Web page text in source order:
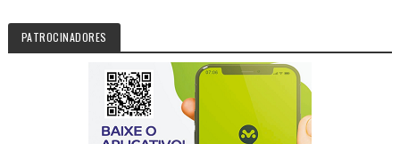
PATROCINADORES